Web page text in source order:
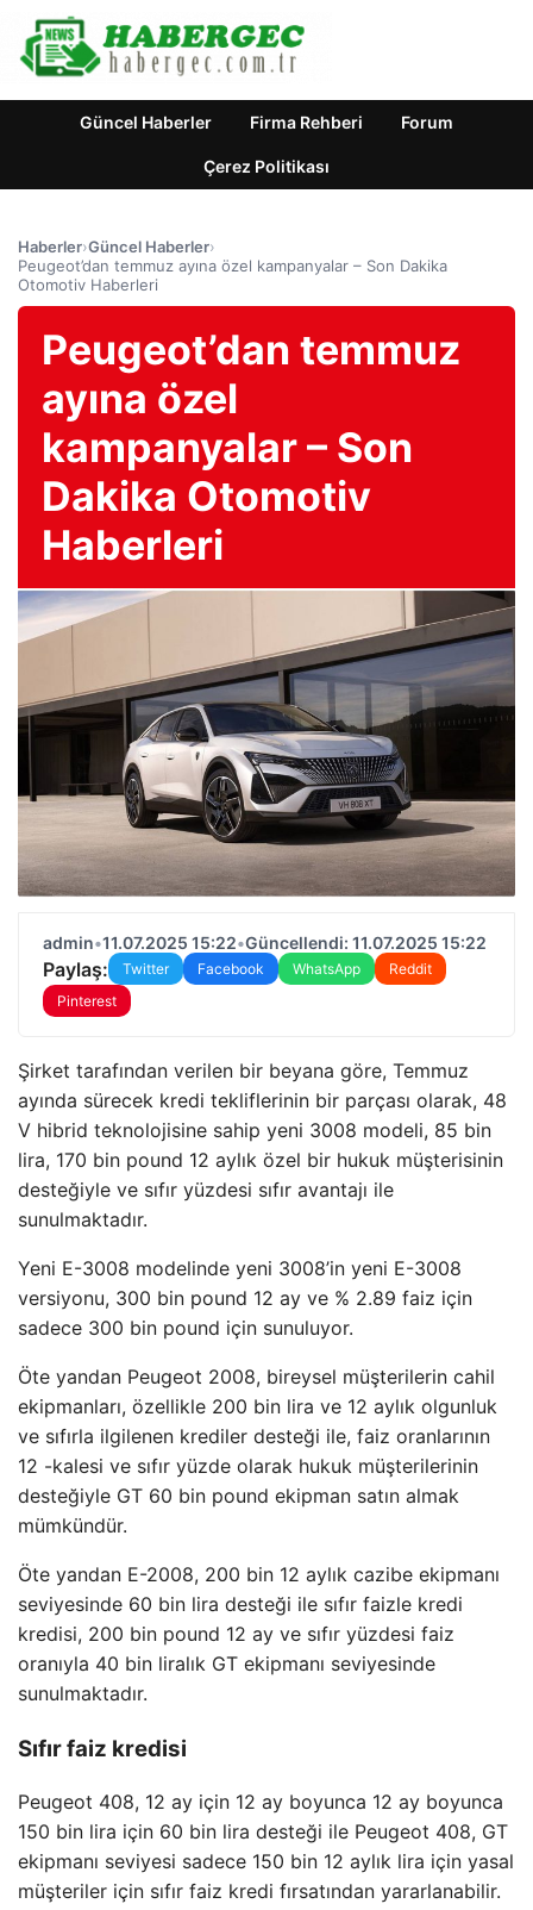
Güncel Haberler Firma Rehberi Forum
Çerez Politikası
Haberler›Güncel Haberler›
Peugeot’dan temmuz ayına özel kampanyalar – Son Dakika
Otomotiv Haberleri
Peugeot’dan temmuz
ayına özel
kampanyalar – Son
Dakika Otomotiv
Haberleri
admin•11.07.2025 15:22•Güncellendi: 11.07.2025 15:22
Paylaş: Twitter Facebook WhatsApp
Reddit
Pinterest
Şirket tarafından verilen bir beyana göre, Temmuz
ayında sürecek kredi tekliflerinin bir parçası olarak, 48
V hibrid teknolojisine sahip yeni 3008 modeli, 85 bin
lira, 170 bin pound 12 aylık özel bir hukuk müşterisinin
desteğiyle ve sıfır yüzdesi sıfır avantajı ile
sunulmaktadır.
Yeni E-3008 modelinde yeni 3008’in yeni E-3008
versiyonu, 300 bin pound 12 ay ve % 2.89 faiz için
sadece 300 bin pound için sunuluyor.
Öte yandan Peugeot 2008, bireysel müşterilerin cahil
ekipmanları, özellikle 200 bin lira ve 12 aylık olgunluk
ve sıfırla ilgilenen krediler desteği ile, faiz oranlarının
12 -kalesi ve sıfır yüzde olarak hukuk müşterilerinin
desteğiyle GT 60 bin pound ekipman satın almak
mümkündür.
Öte yandan E-2008, 200 bin 12 aylık cazibe ekipmanı
seviyesinde 60 bin lira desteği ile sıfır faizle kredi
kredisi, 200 bin pound 12 ay ve sıfır yüzdesi faiz
oranıyla 40 bin liralık GT ekipmanı seviyesinde
sunulmaktadır.
Sıfır faiz kredisi
Peugeot 408, 12 ay için 12 ay boyunca 12 ay boyunca
150 bin lira için 60 bin lira desteği ile Peugeot 408, GT
ekipmanı seviyesi sadece 150 bin 12 aylık lira için yasal
müşteriler için sıfır faiz kredi fırsatından yararlanabilir.